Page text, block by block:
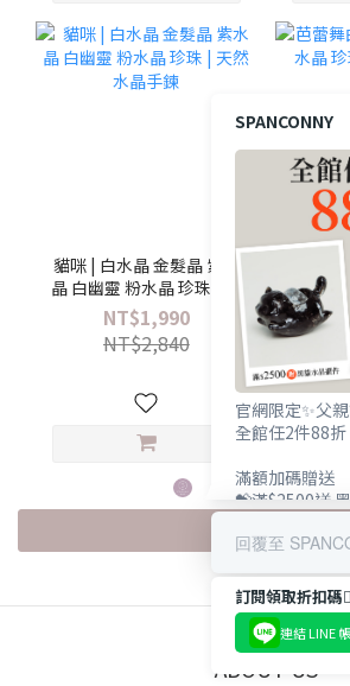
貓咪 | 白水晶 金髮晶 紫水
晶 白幽靈 粉水晶 珍珠 | 天
然水晶手鍊
NT$1,990
NT$2,840
芭蕾
白水晶
查看更多
ABOUT US
SPANCONNY
官網限定✨父
全館任2件88折
滿額加碼贈送
💝滿$2500送
回覆至
訂閱領取折扣碼
連結 LINE